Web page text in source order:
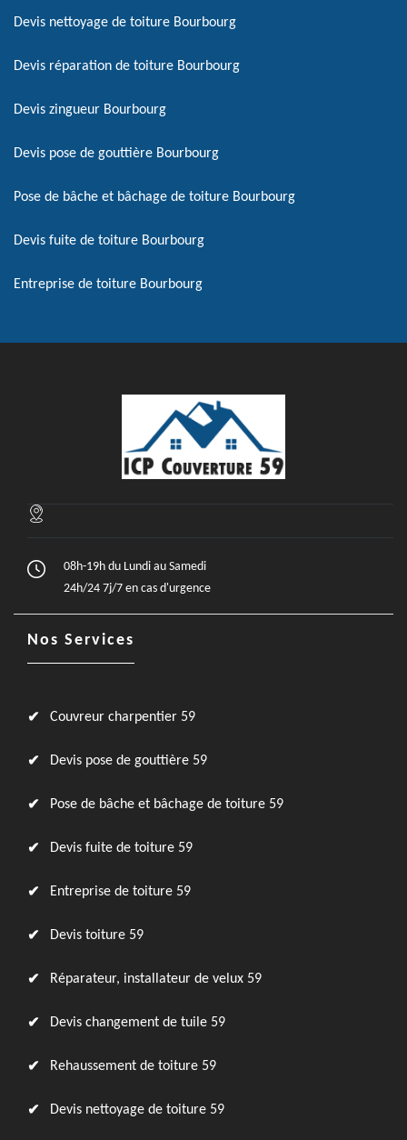
Devis nettoyage de toiture Bourbourg
Devis réparation de toiture Bourbourg
Devis zingueur Bourbourg
Devis pose de gouttière Bourbourg
Pose de bâche et bâchage de toiture Bourbourg
Devis fuite de toiture Bourbourg
Entreprise de toiture Bourbourg
08h-19h du Lundi au Samedi
24h/24 7j/7 en cas d'urgence
Nos Services
Couvreur charpentier 59
Devis pose de gouttière 59
Pose de bâche et bâchage de toiture 59
Devis fuite de toiture 59
Entreprise de toiture 59
Devis toiture 59
Réparateur, installateur de velux 59
Devis changement de tuile 59
Rehaussement de toiture 59
Devis nettoyage de toiture 59